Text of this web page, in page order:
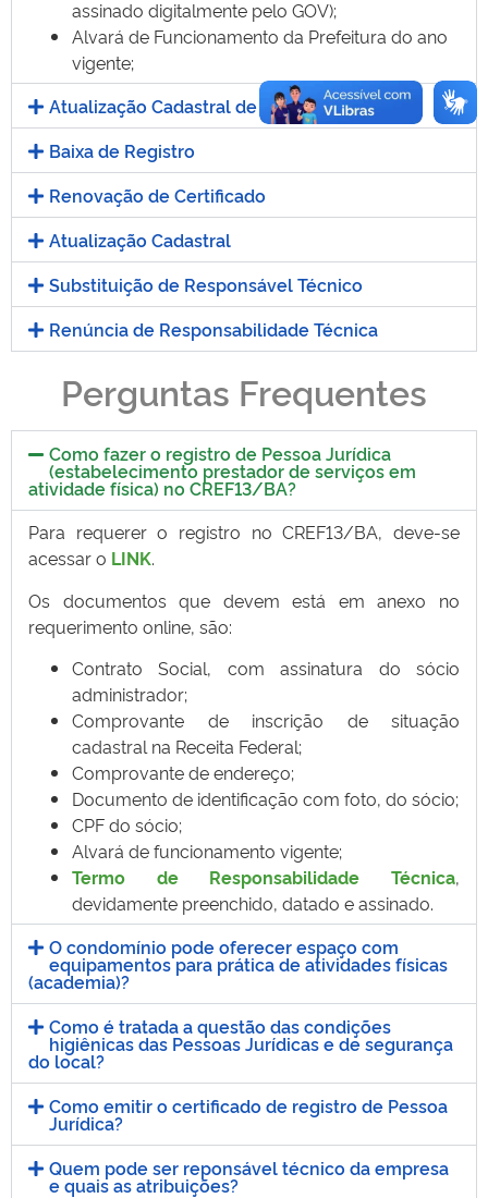
assinado digitalmente pelo GOV);
Alvará de Funcionamento da Prefeitura do ano
vigente;
Atualização Cadastral de Endereço
Baixa de Registro
Renovação de Certificado
Atualização Cadastral
Substituição de Responsável Técnico
Renúncia de Responsabilidade Técnica
Perguntas Frequentes
Como fazer o registro de Pessoa Jurídica
(estabelecimento prestador de serviços em
atividade física) no CREF13/BA?
Para requerer o registro no CREF13/BA, deve-se
acessar o LINK.
Os documentos que devem está em anexo no
requerimento online, são:
Contrato Social, com assinatura do sócio
administrador;
Comprovante de inscrição de situação
cadastral na Receita Federal;
Comprovante de endereço;
Documento de identificação com foto, do sócio;
CPF do sócio;
Alvará de funcionamento vigente;
Termo de Responsabilidade Técnica,
devidamente preenchido, datado e assinado.
O condomínio pode oferecer espaço com
equipamentos para prática de atividades físicas
(academia)?
Como é tratada a questão das condições
higiênicas das Pessoas Jurídicas e de segurança
do local?
Como emitir o certificado de registro de Pessoa
Jurídica?
Quem pode ser reponsável técnico da empresa
e quais as atribuições?